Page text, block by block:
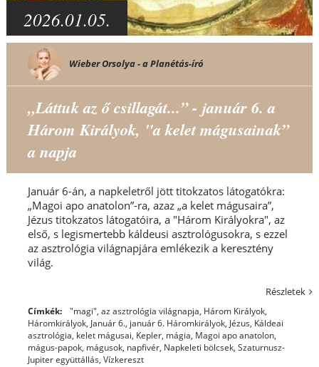
2026.01.05.
Wieber Orsolya - a Planétás-író
„Láttuk az ő csillagát...” - január 6. a
Három Királyok, "a kelet mágusainak”
a napja
Január 6-án, a napkeletről jött titokzatos látogatókra:
„Magoi apo anatolon”-ra, azaz „a kelet mágusaira”,
Jézus titokzatos látogatóira, a "Három Királyokra", az
első, s legismertebb káldeusi asztrológusokra, s ezzel
az asztrológia világnapjára emlékezik a keresztény
világ.
Részletek
Címkék: "magi", az asztrológia világnapja, Három Királyok,
Háromkirályok, Január 6., január 6. Háromkirályok, Jézus, Káldeai
asztrológia, kelet mágusai, Kepler, mágia, Magoi apo anatolon,
mágus-papok, mágusok, napfivér, Napkeleti bölcsek, Szaturnusz-
Jupiter együttállás, Vízkereszt